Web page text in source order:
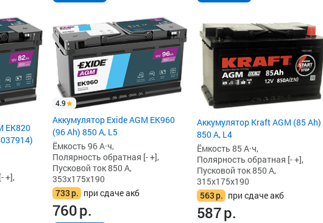
EK820
+],
4.9
Аккумулятор Exide AGM EK960
(96 Ah) 850 А, L5
Ёмкость 96 А·ч,
Полярность обратная [- +],
Пусковой ток 850 А,
353x175x190
733р. при сдаче акб
760р.
Аккумулятор Kraft AGM (85 Ah)
850 А, L4
Ёмкость 85 А·ч,
Полярность обратная [- +],
Пусковой ток 850 А,
315x175x190
563р. при сдаче акб
587р.